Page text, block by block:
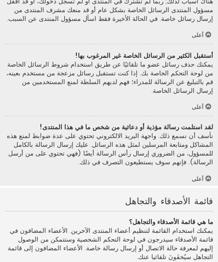
مسؤول المنتدى الرسائل الخاصة بشكل عام أو قد منعك مشرف المنتدى من
إرسال رسائل خاصة. في الحالة الأخيرة فقط اسأل مسؤول المنتدى عن السبب.
أعلى
أستقبل الكثير من الرسائل الخاصة غير المرغوب بها!
يمكنك حذف رسائل عضو ما تلقائيًا عن طريق استخدام شروط الرسائل الخاصة
من لوحة التحكم الخاصة بك. إذا كنت تستقبل رسائل مزعجة من مستخدم بعينه،
قم بالتبليغ عن الرسالة للمدراء؛ فهم لديهم السلطة لمنع المستخدمين من
إرسال الرسائل الخاصة.
أعلى
لقد استلمت رسالة مؤذية أو دعائية من شخص ما في هذا المنتدى!
نأسف أن نسمع ذلك. واجهة البريد الالكتروني تحتوي على عدة ضوابط لمنع هذه
المشاكل ومتابعة المرسلين لمثل هذه الرسائل. عليك إرسال الرسالة بالكامل
للمسؤول، من الضروري إرسال رأس الرسالة أيضًا (فهي تحتوي على من أرسل
الرسالة). فإنهم سوف يستطيعون التصرف في ذلك.
أعلى
قائمة الأصدقاء والتجاهل
ما هي قائمة الأصدقاء والتجاهل؟
يمكنك استخدام القائمة لتنظيم أعضاء المنتدى الآخرين. الأعضاء المضافون في
قائمة الأصدقاء سيدرجون في لوحة التحكم الشخصية وستتمكن من الوصول
إليهم لمعرفة حالة الاتصال أو إرسال رسالة خاصة. الأعضاء المضافون إلى قائمة
التجاهل سيُخفَونَ تلقائيا عنك.